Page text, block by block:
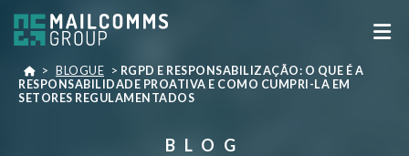
> BLOGUE > RGPD E RESPONSABILIZAÇÃO: O QUE É A
RESPONSABILIDADE PROATIVA E COMO CUMPRI-LA EM
SETORES REGULAMENTADOS
BLOG